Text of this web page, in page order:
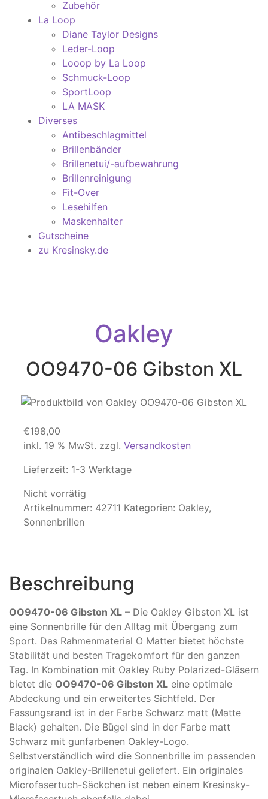
Zubehör
La Loop
Diane Taylor Designs
Leder-Loop
Looop by La Loop
Schmuck-Loop
SportLoop
LA MASK
Diverses
Antibeschlagmittel
Brillenbänder
Brillenetui/-aufbewahrung
Brillenreinigung
Fit-Over
Lesehilfen
Maskenhalter
Gutscheine
zu Kresinsky.de
Oakley
OO9470-06 Gibston XL
€198,00
inkl. 19 % MwSt. zzgl. Versandkosten
Lieferzeit: 1-3 Werktage
Nicht vorrätig
Artikelnummer: 42711 Kategorien: Oakley,
Sonnenbrillen
Beschreibung
OO9470-06 Gibston XL – Die Oakley Gibston XL ist
eine Sonnenbrille für den Alltag mit Übergang zum
Sport. Das Rahmenmaterial O Matter bietet höchste
Stabilität und besten Tragekomfort für den ganzen
Tag. In Kombination mit Oakley Ruby Polarized-Gläsern
bietet die OO9470-06 Gibston XL eine optimale
Abdeckung und ein erweitertes Sichtfeld. Der
Fassungsrand ist in der Farbe Schwarz matt (Matte
Black) gehalten. Die Bügel sind in der Farbe matt
Schwarz mit gunfarbenen Oakley-Logo.
Selbstverständlich wird die Sonnenbrille im passenden
originalen Oakley-Brillenetui geliefert. Ein originales
Microfasertuch-Säckchen ist neben einem Kresinsky-